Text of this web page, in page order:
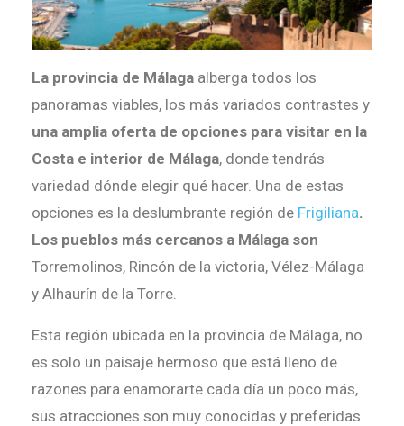
La provincia de Málaga alberga todos los
panoramas viables, los más variados contrastes y
una amplia oferta de opciones para visitar en la
Costa e interior de Málaga, donde tendrás
variedad dónde elegir qué hacer. Una de estas
opciones es la deslumbrante región de Frigiliana.
Los pueblos más cercanos a Málaga son
Torremolinos, Rincón de la victoria, Vélez-Málaga
y Alhaurín de la Torre.
Esta región ubicada en la provincia de Málaga, no
es solo un paisaje hermoso que está lleno de
razones para enamorarte cada día un poco más,
sus atracciones son muy conocidas y preferidas